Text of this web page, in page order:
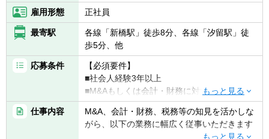
制度（詳細は面談時に説明）
く関与いただきます
■投資対象は主に売上数億円～数十億円の中
堅・中小企業となります
【ポジションの魅力】
独立も将来的に実現可能となりうる成長環
境！！
業務の幅広さや案件サポート体制は業界トッ
プクラス
手を挙げれば投資業務やマネジメントキャリ
アにも挑戦できるなど、アドバイザーの域を
雇用形態 正社員
最寄駅
各線「新橋駅」徒歩8分、各線「汐留駅」徒
歩5分、他
応募条件
【必須要件】
■社会人経験3年以上
■M&Aもしくは会計・財務に対する興味・関
心
【歓迎要件】
仕事内容
M&A、会計・財務、税務等の知見を活かしな
がら、以下の業務に幅広く従事いただきます